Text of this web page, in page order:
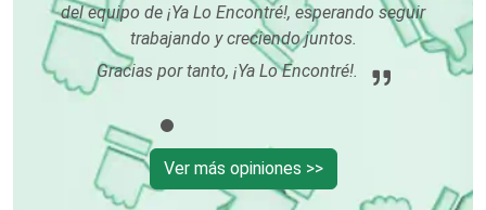
Equipos contra Incendios
Equipos de Oficina
Equipos Médicos
del equipo de ¡Ya Lo Encontré!, esperando seguir
trabajando y creciendo juntos.
Gracias por tanto, ¡Ya Lo Encontré!.
Ver más opiniones >>